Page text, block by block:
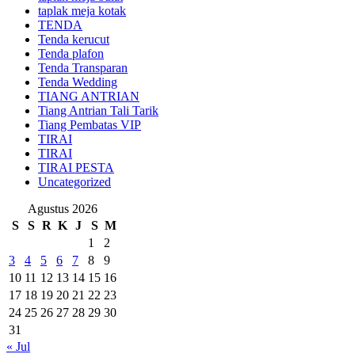
taplak meja kotak
TENDA
Tenda kerucut
Tenda plafon
Tenda Transparan
Tenda Wedding
TIANG ANTRIAN
Tiang Antrian Tali Tarik
Tiang Pembatas VIP
TIRAI
TIRAI
TIRAI PESTA
Uncategorized
Agustus 2026
S
S R K J S M
1
2
3
4 5 6 7 8
9
10 11 12 13 14 15 16
17 18 19 20 21 22 23
24 25 26 27 28 29 30
31
« Jul